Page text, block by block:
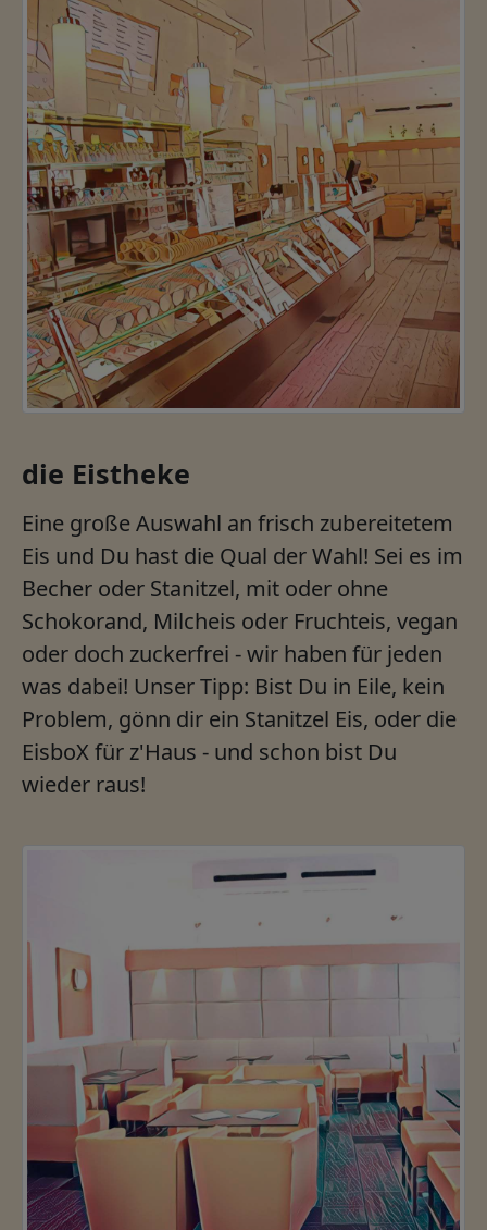
die Eistheke
Eine große Auswahl an frisch zubereitetem
Eis und Du hast die Qual der Wahl! Sei es im
Becher oder Stanitzel, mit oder ohne
Schokorand, Milcheis oder Fruchteis, vegan
oder doch zuckerfrei - wir haben für jeden
was dabei! Unser Tipp: Bist Du in Eile, kein
Problem, gönn dir ein Stanitzel Eis, oder die
EisboX für z'Haus - und schon bist Du
wieder raus!